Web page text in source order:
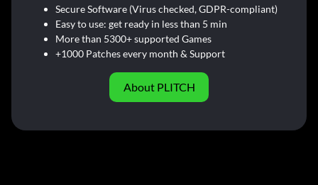
Secure Software (Virus checked, GDPR-compliant)
Easy to use: get ready in less than 5 min
More than 5300+ supported Games
+1000 Patches every month & Support
About PLITCH